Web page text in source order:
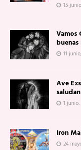
15
Vamos
buenas
11
Ave
saludan
1 junio,
Iron
24